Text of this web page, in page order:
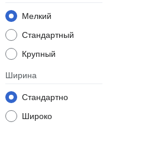
Мелкий
Стандартный
Крупный
Ширина
Стандартно
Широко